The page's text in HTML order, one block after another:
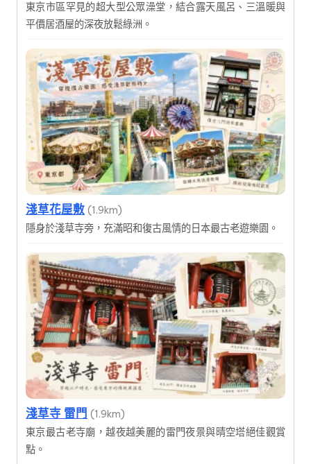
東京市區罕見的超大型公眾澡堂，結合露天風呂、三溫暖與
平價居酒屋的深夜放鬆綠洲。
淺草花屋敷 (1.9km)
隱身於淺草寺旁，充滿昭和復古風情的日本最古老遊樂園。
淺草寺 雷門 (1.9km)
東京最古老寺廟，越夜越美麗的雷門夜景與晴空塔絕佳觀賞
點。